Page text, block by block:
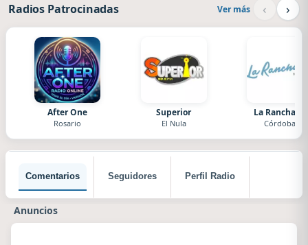
Radios Patrocinadas Ver más ‹ ›
After One
Rosario
Superior
El Nula
La Ranchada
Córdoba
Comentarios Seguidores Perfil Radio
Anuncios